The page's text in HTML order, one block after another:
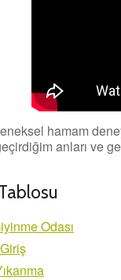
hamam
anları ve
Odası